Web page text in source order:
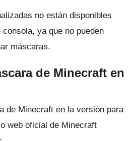
no están disponibles
ya que no pueden
máscaras.
de Minecraft en
de Minecraft en la versión para
web oficial de Minecraft